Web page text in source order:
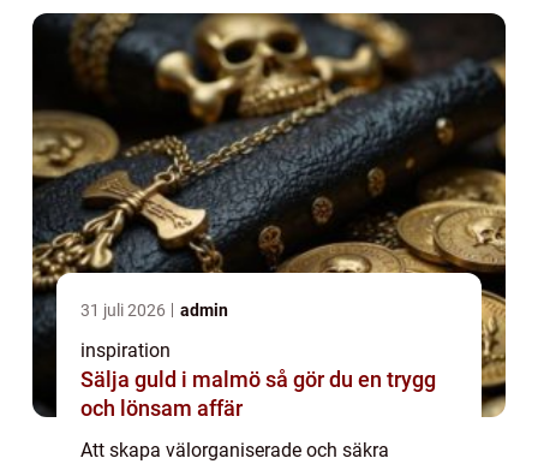
31 juli 2026 admin
inspiration
Sälja guld i malmö så gör du en trygg
och lönsam affär
Att skapa välorganiserade och säkra